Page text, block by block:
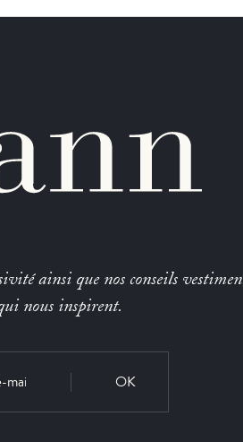
ainsi que nos conseils
nous inspirent.
OK